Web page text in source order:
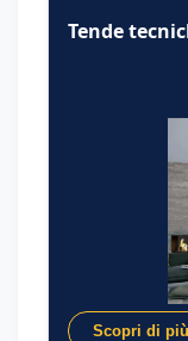
Tende
Scopri di più